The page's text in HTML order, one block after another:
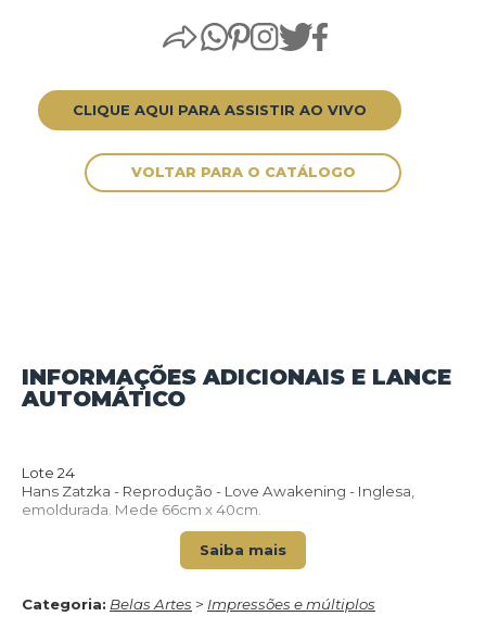
INFORMAÇÕES ADICIONAIS E LANCE
AUTOMÁTICO
Lote 24
Hans Zatzka - Reprodução - Love Awakening - Inglesa,
emoldurada. Mede 66cm x 40cm.
Saiba mais
Categoria: Belas Artes > Impressões e múltiplos
CLIQUE AQUI PARA ASSISTIR AO VIVO